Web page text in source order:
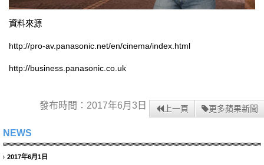
資料來源
http://pro-av.panasonic.net/en/cinema/index.html
http://business.panasonic.co.uk
發布時間：2017年6月3日 上一頁 更多蘋果新聞
NEWS
2017年6月1日